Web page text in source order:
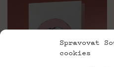
Spravovat
cookies